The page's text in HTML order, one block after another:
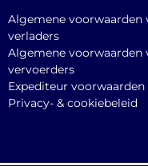
Algemene voorwaarden
verladers
Algemene voorwaarden
vervoerders
Expediteur voorwaarden
Privacy- & cookiebeleid